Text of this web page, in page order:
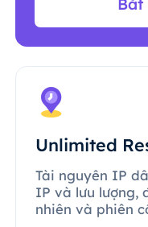
Bắt
Unlimited
Tài nguyên IP
IP và lưu lượng,
nhiên và phiên